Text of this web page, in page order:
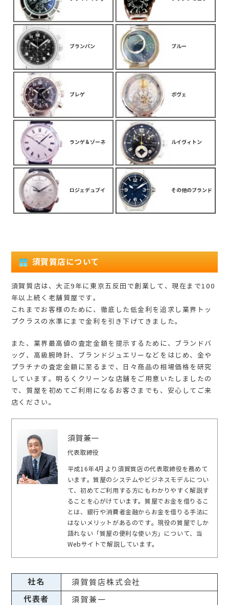
ブランパン ブルー
ブレゲ ボヴェ
ランゲ＆ゾーネ ルイヴィトン
ロジェデュブイ その他のブランド
須賀質店について
須賀質店は、大正9年に東京五反田で創業して、現在まで100
年以上続く老舗質屋です。
これまでお客様のために、徹底した低金利を追求し業界トッ
プクラスの水準にまで金利を引き下げてきました。
また、業界最高値の査定金額を提示するために、ブランドバ
ッグ、高級腕時計、ブランドジュエリーなどをはじめ、金や
プラチナの査定金額に至るまで、日々商品の相場価格を研究
しています。明るくクリーンな店舗をご用意いたしましたの
で、質屋を初めてご利用になるお客さまでも、安心してご来
店ください。
須賀兼一
代表取締役
平成16年4月より須賀質店の代表取締役を務めて
います。質屋のシステムやビジネスモデルについ
て、初めてご利用する方にもわかりやすく解説す
ることを心がけています。質屋でお金を借りるこ
とは、銀行や消費者金融からお金を借りる手法に
はないメリットがあるのです。現役の質屋でしか
語れない「質屋の便利な使い方」について、当
Webサイトで解説しています。
社名
須賀質店株式会社
代表者
須賀兼一